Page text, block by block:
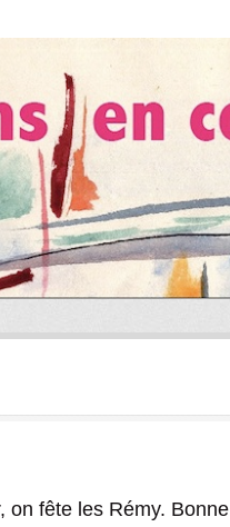
on fête les Rémy. Bonne